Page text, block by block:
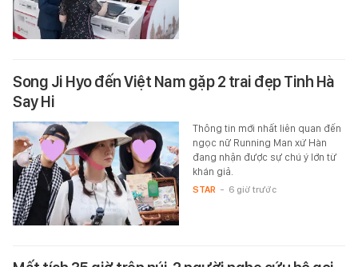
Song Ji Hyo đến Việt Nam gặp 2 trai đẹp Tinh Hà
Say Hi
Thông tin mới nhất liên quan đến
ngọc nữ Running Man xứ Hàn
đang nhận được sự chú ý lớn từ
khán giả.
STAR - 6 giờ trước